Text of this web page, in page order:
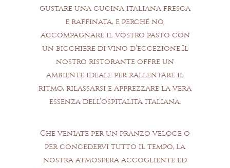
gustare una cucina italiana fresca
e raffinata, e perché no,
accompagnare il vostro pasto con
un bicchiere di vino d’eccezione.Il
nostro ristorante offre un
ambiente ideale per rallentare il
ritmo, rilassarsi e apprezzare la vera
essenza dell’ospitalità italiana.
Che veniate per un pranzo veloce o
per concedervi tutto il tempo, la
nostra atmosfera accogliente ed